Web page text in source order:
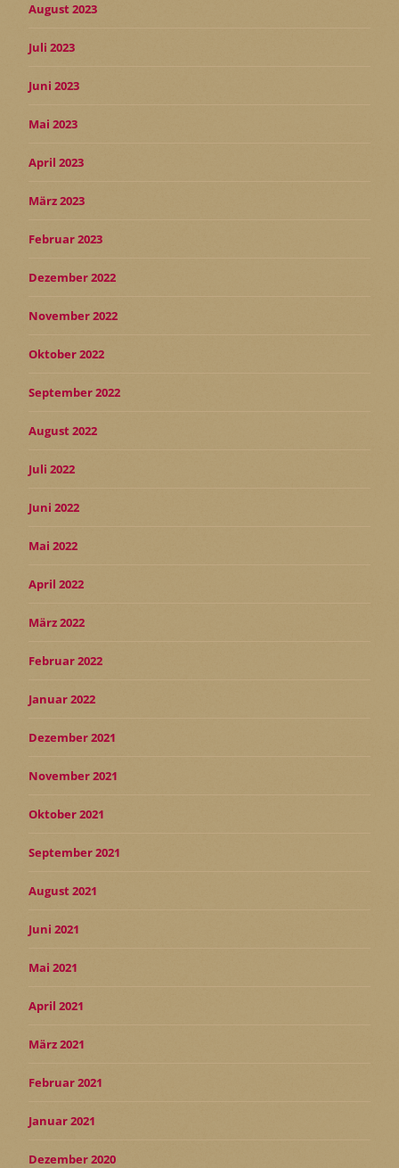
August 2023
Juli 2023
Juni 2023
Mai 2023
April 2023
März 2023
Februar 2023
Dezember 2022
November 2022
Oktober 2022
September 2022
August 2022
Juli 2022
Juni 2022
Mai 2022
April 2022
März 2022
Februar 2022
Januar 2022
Dezember 2021
November 2021
Oktober 2021
September 2021
August 2021
Juni 2021
Mai 2021
April 2021
März 2021
Februar 2021
Januar 2021
Dezember 2020